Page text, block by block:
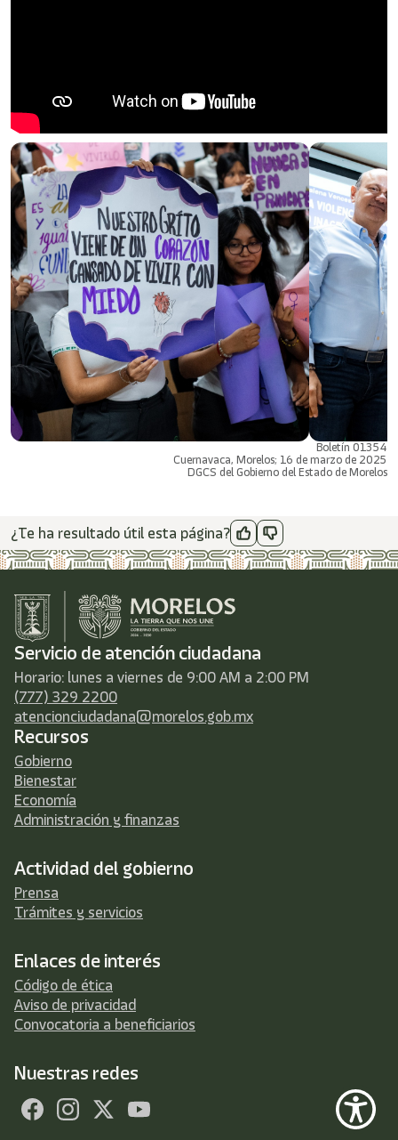
Boletín 01354
Cuernavaca, Morelos; 16 de marzo de 2025
DGCS del Gobierno del Estado de Morelos
¿Te ha resultado útil esta página?
Servicio de atención ciudadana
Horario: lunes a viernes de 9:00 AM a 2:00 PM
(777) 329 2200
atencionciudadana@morelos.gob.mx
Recursos
Gobierno
Bienestar
Economía
Administración y finanzas
Actividad del gobierno
Prensa
Trámites y servicios
Enlaces de interés
Código de ética
Aviso de privacidad
Convocatoria a beneficiarios
Nuestras redes